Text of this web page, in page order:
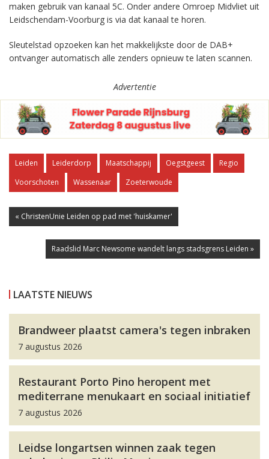
maken gebruik van kanaal 5C. Onder andere Omroep Midvliet uit
Leidschendam-Voorburg is via dat kanaal te horen.
Sleutelstad opzoeken kan het makkelijkste door de DAB+
ontvanger automatisch alle zenders opnieuw te laten scannen.
Advertentie
Leiden Leiderdorp Maatschappij Oegstgeest
Regio
Voorschoten
Wassenaar Zoeterwoude
« ChristenUnie Leiden op pad met 'huiskamer'
Raadslid Marc Newsome wandelt langs stadsgrens Leiden »
LAATSTE NIEUWS
Brandweer plaatst camera's tegen inbraken
7 augustus 2026
Restaurant Porto Pino heropent met
mediterrane menukaart en sociaal initiatief
7 augustus 2026
Leidse longartsen winnen zaak tegen